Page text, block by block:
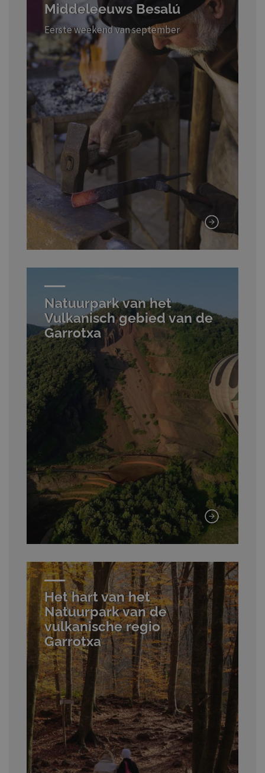
Middeleeuws Besalú
Eerste weekend van september
Natuurpark van het
Vulkanisch gebied van de
Garrotxa
Het hart van het
Natuurpark van de
vulkanische regio
Garrotxa